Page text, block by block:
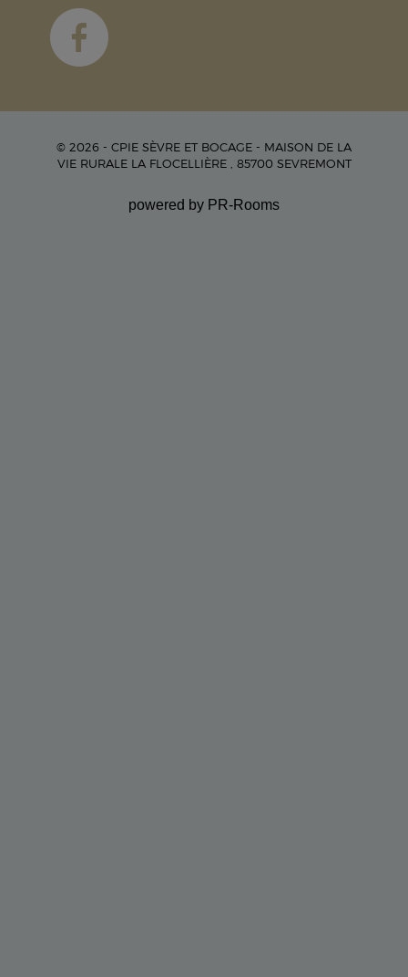
© 2026 - CPIE SÈVRE ET BOCAGE - MAISON DE LA
VIE RURALE LA FLOCELLIÈRE , 85700 SEVREMONT
powered by PR-Rooms